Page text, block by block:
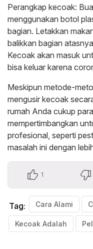
Perangkap kecoak:
menggunakan botol
bagian. Letakkan
balikkan bagian
Kecoak akan masuk
bisa keluar karena
Meskipun metode-
mengusir kecoak
rumah Anda cukup
mempertimbangkan
profesional, seperti
masalah ini dengan
1
Tag: Cara Alami
Kecoak Adalah